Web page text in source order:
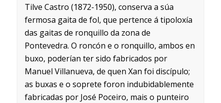
Tilve Castro (1872-1950), conserva a súa
fermosa gaita de fol, que pertence á tipoloxía
das gaitas de ronquillo da zona de
Pontevedra. O roncón e o ronquillo, ambos en
buxo, poderían ter sido fabricados por
Manuel Villanueva, de quen Xan foi discípulo;
as buxas e o soprete foron indubidablemente
fabricadas por José Poceiro, mais o punteiro